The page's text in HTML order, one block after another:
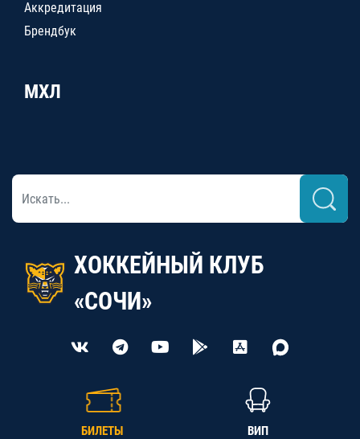
Аккредитация
Брендбук
МХЛ
ХОККЕЙНЫЙ КЛУБ
«СОЧИ»
БИЛЕТЫ ВИП